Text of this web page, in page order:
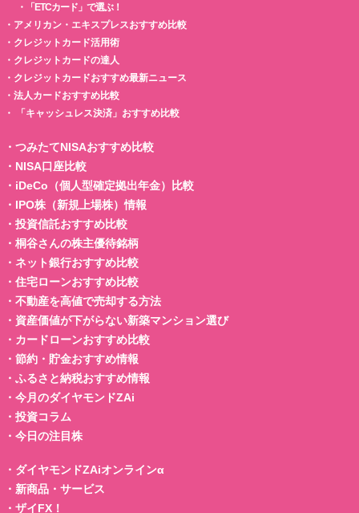
・
「ETCカード」で選ぶ！
・ アメリカン・エキスプレスおすすめ比較
・ クレジットカード活用術
・ クレジットカードの達人
・ クレジットカードおすすめ最新ニュース
・ 法人カードおすすめ比較
・
「キャッシュレス決済」おすすめ比較
・ つみたてNISAおすすめ比較
・ NISA口座比較
・ iDeCo（個人型確定拠出年金）比較
・ IPO株（新規上場株）情報
・ 投資信託おすすめ比較
・ 桐谷さんの株主優待銘柄
・ ネット銀行おすすめ比較
・ 住宅ローンおすすめ比較
・ 不動産を高値で売却する方法
・ 資産価値が下がらない新築マンション選び
・ カードローンおすすめ比較
・ 節約・貯金おすすめ情報
・ ふるさと納税おすすめ情報
・ 今月のダイヤモンドZAi
・ 投資コラム
・ 今日の注目株
・ ダイヤモンドZAiオンラインα
・ 新商品・サービス
・ ザイFX！